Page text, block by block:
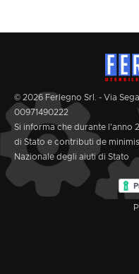
© 2026 Ferlegno Srl. - Via
00971490222
Si informa che durante l'anno
di Stato e contributi de
Nazionale degli aiuti di Stato